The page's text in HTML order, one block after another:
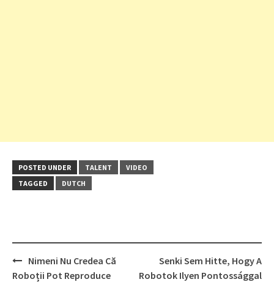
POSTED UNDER TALENT
VIDEO
TAGGED
DUTCH
Post
navigation
Nimeni Nu Credea Că
Roboții Pot Reproduce
Senki Sem Hitte, Hogy A
Robotok Ilyen Pontossággal